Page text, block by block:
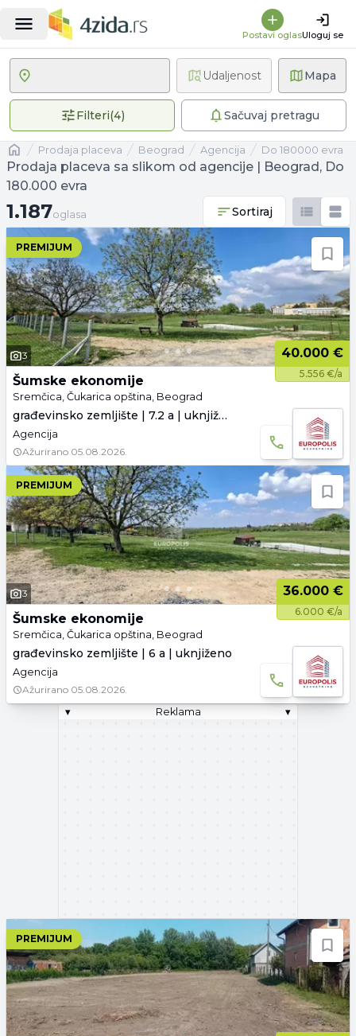
Postavi oglasUloguj se
Mapa
Filteri(4)4 primenjena filteraSačuvaj pretragu
Udaljenost
Naslovnaprodaja placeva Beograd agencija Do 180000 evra
Prodaja placeva sa slikom od agencije | Beograd, Do
180.000 evra
1.187 oglasa
1.187oglasa Sortiraj
PREMIJUM
3 40.000 €
5.556 €/a
Šumske ekonomije
Sremčica, Čukarica opština, Beograd
građevinsko zemljište | 7.2 a | uknjiženo
Agencija
Ažurirano 05.08.2026.
PREMIJUM
3 36.000 €
6.000 €/a
Šumske ekonomije
Sremčica, Čukarica opština, Beograd
građevinsko zemljište | 6 a | uknjiženo
Agencija
Ažurirano 05.08.2026.
▾
Reklama ▾
PREMIJUM